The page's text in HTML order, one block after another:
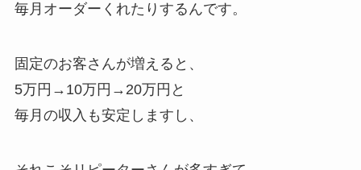
毎月オーダーくれたりするんです。
固定のお客さんが増えると、
5万円→10万円→20万円と
毎月の収入も安定しますし、